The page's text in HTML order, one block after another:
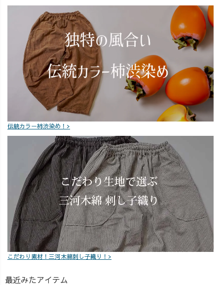
っちにしようか
迷っている」
�「この組み合
わせも見てみた
い」など、�ご
質問やリクエス
トもコメントで
お待ちしていま
す💌 次回の火曜
おひるもお楽し
みに🌼
_______________
_______________
__ ［ About
UZUiRO ］ 三河
発カジュアルウ
ェアブランド。
『らしく、心地
よく、着るたび
好きになる』
—— 100年後も
この地域で、面
白い服づくり
を。
伝統カラー柿渋染め！>
こだわり素材！三河木綿刺し子織り！>
最近みたアイテム